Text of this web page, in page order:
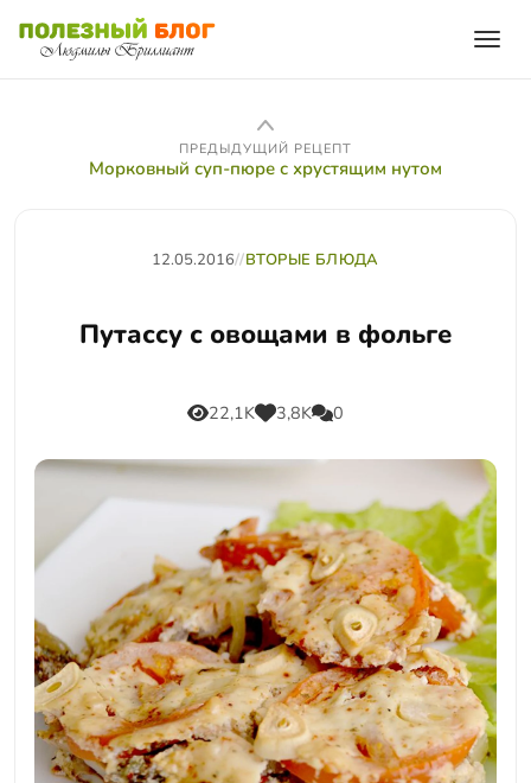
ПРЕДЫДУЩИЙ РЕЦЕПТ
Морковный суп-пюре с хрустящим нутом
12.05.2016//ВТОРЫЕ БЛЮДА
Путассу с овощами в фольге
22,1K 3,8K 0